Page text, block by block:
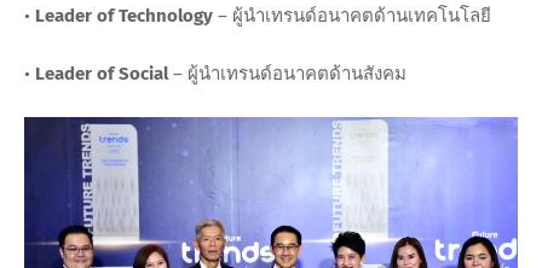
• Leader of Technology – ผู้นำเทรนด์อนาคตด้านเทคโนโลยี
• Leader of Social– ผู้นำเทรนด์อนาคตด้านสังคม